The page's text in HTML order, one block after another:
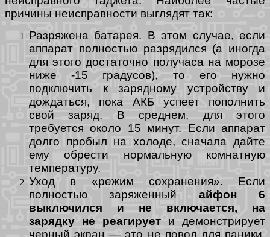
причины неисправности выглядят так:
Разряжена батарея. В этом случае, если
аппарат полностью разрядился (а иногда
для этого достаточно получаса на морозе
ниже -15 градусов), то его нужно
подключить к зарядному устройству и
дождаться, пока АКБ успеет пополнить
свой заряд. В среднем, для этого
требуется около 15 минут. Если аппарат
долго пробыл на холоде, сначала дайте
ему обрести нормальную комнатную
температуру.
Уход в «режим сохранения». Если
полностью заряженный айфон 6
выключился и не включается, на
зарядку не реагирует и демонстрирует
черный экран — это не повод для паники.